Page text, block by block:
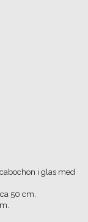
i glas med
50 cm.